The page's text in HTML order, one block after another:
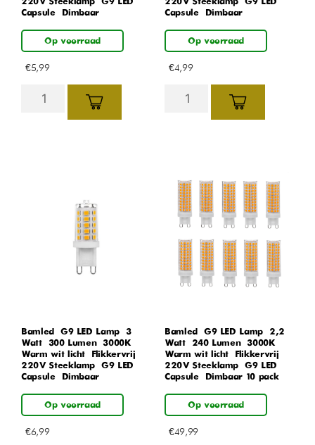
Capsule – Dimbaar
Op voorraad
€5,99
Capsule – Dimbaar
Op voorraad
€4,99
Bamled – G9 LED Lamp – 3
Watt – 300 Lumen – 3000K
Warm wit licht – Flikkervrij –
220V Steeklamp – G9 LED
Capsule – Dimbaar
Op voorraad
€6,99
Bamled – G9 LED Lamp – 2,2
Watt – 240 Lumen – 3000K
Warm wit licht – Flikkervrij –
220V Steeklamp – G9 LED
Capsule – Dimbaar 10 pack
Op voorraad
€49,99